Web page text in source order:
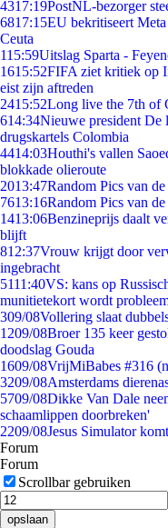
4317:19PostNL-bezorger
6817:15EU bekritiseert
Ceuta
115:59Uitslag Sparta -
1615:52FIFA ziet kritiek op
eist zijn aftreden
2415:52Long live the 7th of
614:34Nieuwe president De
drugskartels Colombia
4414:03Houthi's vallen
blokkade olieroute
2013:47Random Pics van
7613:16Random Pics van
1413:06Benzineprijs daalt
blijft
812:37Vrouw krijgt door
ingebracht
5111:40VS: kans op
munitietekort wordt
309/08Vollering slaat
1209/08Broer 135 keer
doodslag Gouda
1609/08VrijMiBabes #316
3209/08Amsterdams
5709/08Dikke Van Dale
schaamlippen doorbreken'
2209/08Jesus Simulator
Forum
Forum
Scrollbar gebruiken
opslaan